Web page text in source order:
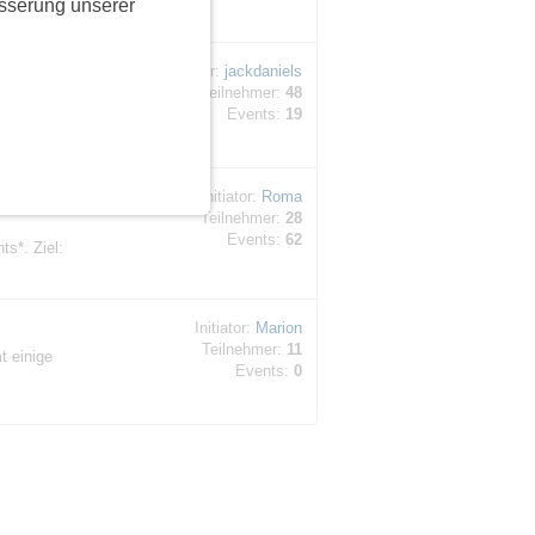
unserer
Initiator: jackdaniels
Teilnehmer: 48
Events: 19
Ziel:
Initiator: Roma
Teilnehmer: 28
Events: 62
einige
Initiator: Marion
Teilnehmer: 11
Events: 0